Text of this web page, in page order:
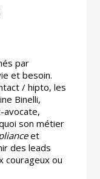
par
et besoin.
/ hipto, les
Binelli,
avocate,
son métier
et
des leads
courageux ou